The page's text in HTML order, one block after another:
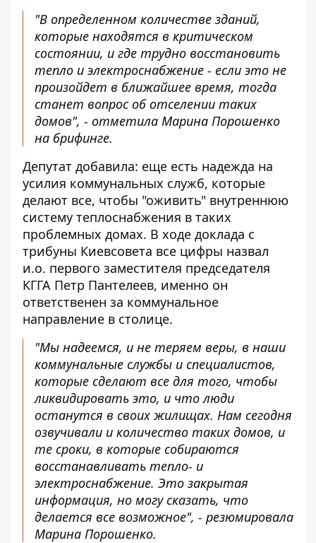
"В определенном количестве зданий,
которые находятся в критическом
состоянии, и где трудно восстановить
тепло и электроснабжение - если это не
произойдет в ближайшее время, тогда
станет вопрос об отселении таких
домов", - отметила Марина Порошенко
на брифинге.
Депутат добавила: еще есть надежда на
усилия коммунальных служб, которые
делают все, чтобы "оживить" внутреннюю
систему теплоснабжения в таких
проблемных домах. В ходе доклада с
трибуны Киевсовета все цифры назвал
и.о. первого заместителя председателя
КГГА Петр Пантелеев, именно он
ответственен за коммунальное
направление в столице.
"Мы надеемся, и не теряем веры, в наши
коммунальные службы и специалистов,
которые сделают все для того, чтобы
ликвидировать это, и что люди
останутся в своих жилищах. Нам сегодня
озвучивали и количество таких домов, и
те сроки, в которые собираются
восстанавливать тепло- и
электроснабжение. Это закрытая
информация, но могу сказать, что
делается все возможное", - резюмировала
Марина Порошенко.